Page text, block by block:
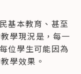
基本教育、甚至
學現況是，每一
位學生可能因為
學效果。